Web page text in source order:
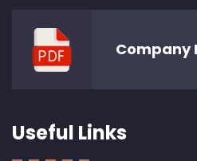
Company
Useful Links